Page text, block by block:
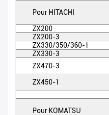
Pour HITACHI
ZX200
ZX200-3
ZX330/350/360-1
ZX330-3
ZX470-3
ZX450-1
Pour KOMATSU